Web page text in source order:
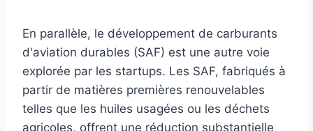
En parallèle, le développement de carburants
d'aviation durables (SAF) est une autre voie
explorée par les startups. Les SAF, fabriqués à
partir de matières premières renouvelables
telles que les huiles usagées ou les déchets
agricoles, offrent une réduction substantielle